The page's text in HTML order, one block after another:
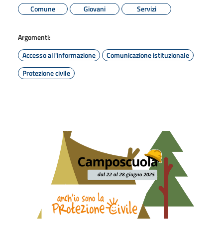
Comune
Giovani Servizi
Argomenti:
Accesso all'informazione
Comunicazione istituzionale
Protezione civile